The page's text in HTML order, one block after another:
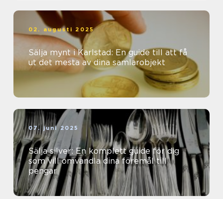
02. augusti 2025
Sälja mynt i Karlstad: En guide till att få
ut det mesta av dina samlarobjekt
07. juni 2025
Sälja silver: En komplett guide för dig
som vill omvandla dina föremål till
pengar